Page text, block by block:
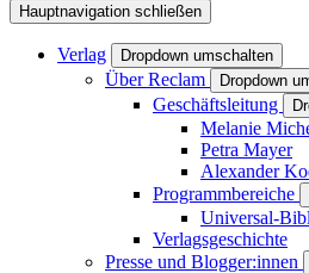
Hauptnavigation schließen
Verlag Dropdown umschalten
Über Reclam Dropdown
Geschäftsleitung
Melanie
Petra Mayer
Alexander
Programmbereiche
Universal-
Verlagsgeschichte
Presse und Blogger:innen